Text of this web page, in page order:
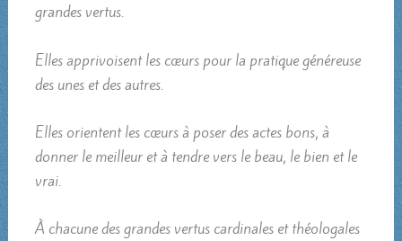
grandes vertus.
Elles apprivoisent les cœurs pour la pratique généreuse
des unes et des autres.
Elles orientent les cœurs à poser des actes bons, à
donner le meilleur et à tendre vers le beau, le bien et le
vrai.
À chacune des grandes vertus cardinales et théologales